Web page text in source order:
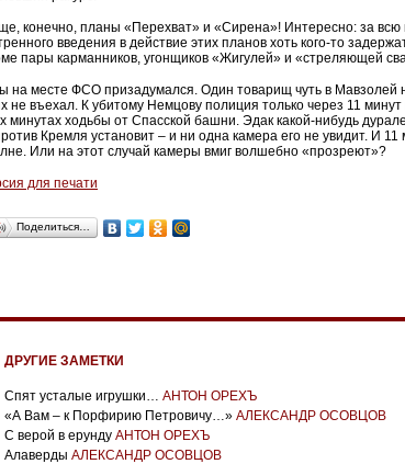
конечно, планы «Перехват» и «Сирена»! Интересно: за всю
введения в действие этих планов хоть кого-то
пары карманников, угонщиков «Жигулей» и «стреляющей
на месте ФСО призадумался. Один товарищ чуть в Мавзолей
не въехал. К убитому Немцову полиция только через 11
минутах ходьбы от Спасской башни. Эдак какой-нибудь
Кремля установит – и ни одна камера его не увидит. И 11
Или на этот случай камеры вмиг волшебно «прозреют»?
для печати
Поделиться…
ДРУГИЕ ЗАМЕТКИ
Спят усталые игрушки… АНТОН ОРЕХЪ
«А Вам – к Порфирию Петровичу…» АЛЕКСАНДР ОСОВЦОВ
С верой в ерунду АНТОН ОРЕХЪ
Алаверды АЛЕКСАНДР ОСОВЦОВ